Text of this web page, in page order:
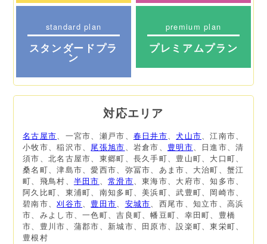
standard plan
スタンダードプラ
ン
premium plan
プレミアムプラン
対応エリア
名古屋市、一宮市、瀬戸市、 春日井市、犬山市、江南市、
小牧市、稲沢市、 尾張旭市、岩倉市、 豊明市、日進市、清
須市、北名古屋市、東郷町、長久手町、豊山町、大口町、
桑名町、津島市、愛西市、弥冨市、あま市、大治町、蟹江
町、飛鳥村、 半田市、常滑市、東海市、大府市、知多市、
阿久比町、東浦町、南知多町、美浜町、武豊町、岡崎市、
碧南市、刈谷市、 豊田市、 安城市、西尾市、知立市、高浜
市、みよし市、一色町、吉良町、幡豆町、幸田町、豊橋
市、豊川市、蒲郡市、新城市、田原市、設楽町、東栄町、
豊根村